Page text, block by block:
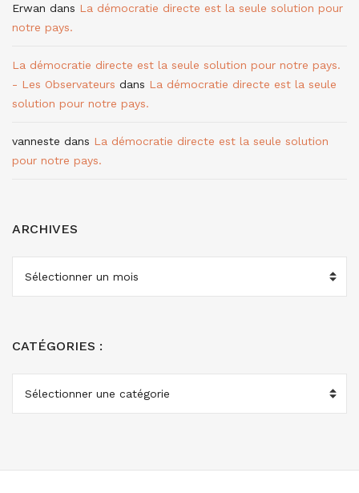
Erwan dans La démocratie directe est la seule solution pour
notre pays.
La démocratie directe est la seule solution pour notre pays.
- Les Observateurs dans La démocratie directe est la seule
solution pour notre pays.
vanneste dans La démocratie directe est la seule solution
pour notre pays.
ARCHIVES
CATÉGORIES :